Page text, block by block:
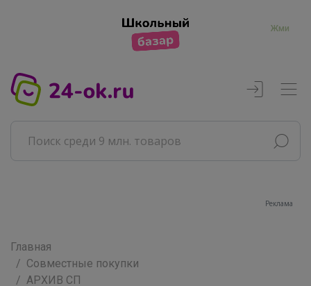
Жми
Реклама
Главная
Совместные покупки
АРХИВ СП